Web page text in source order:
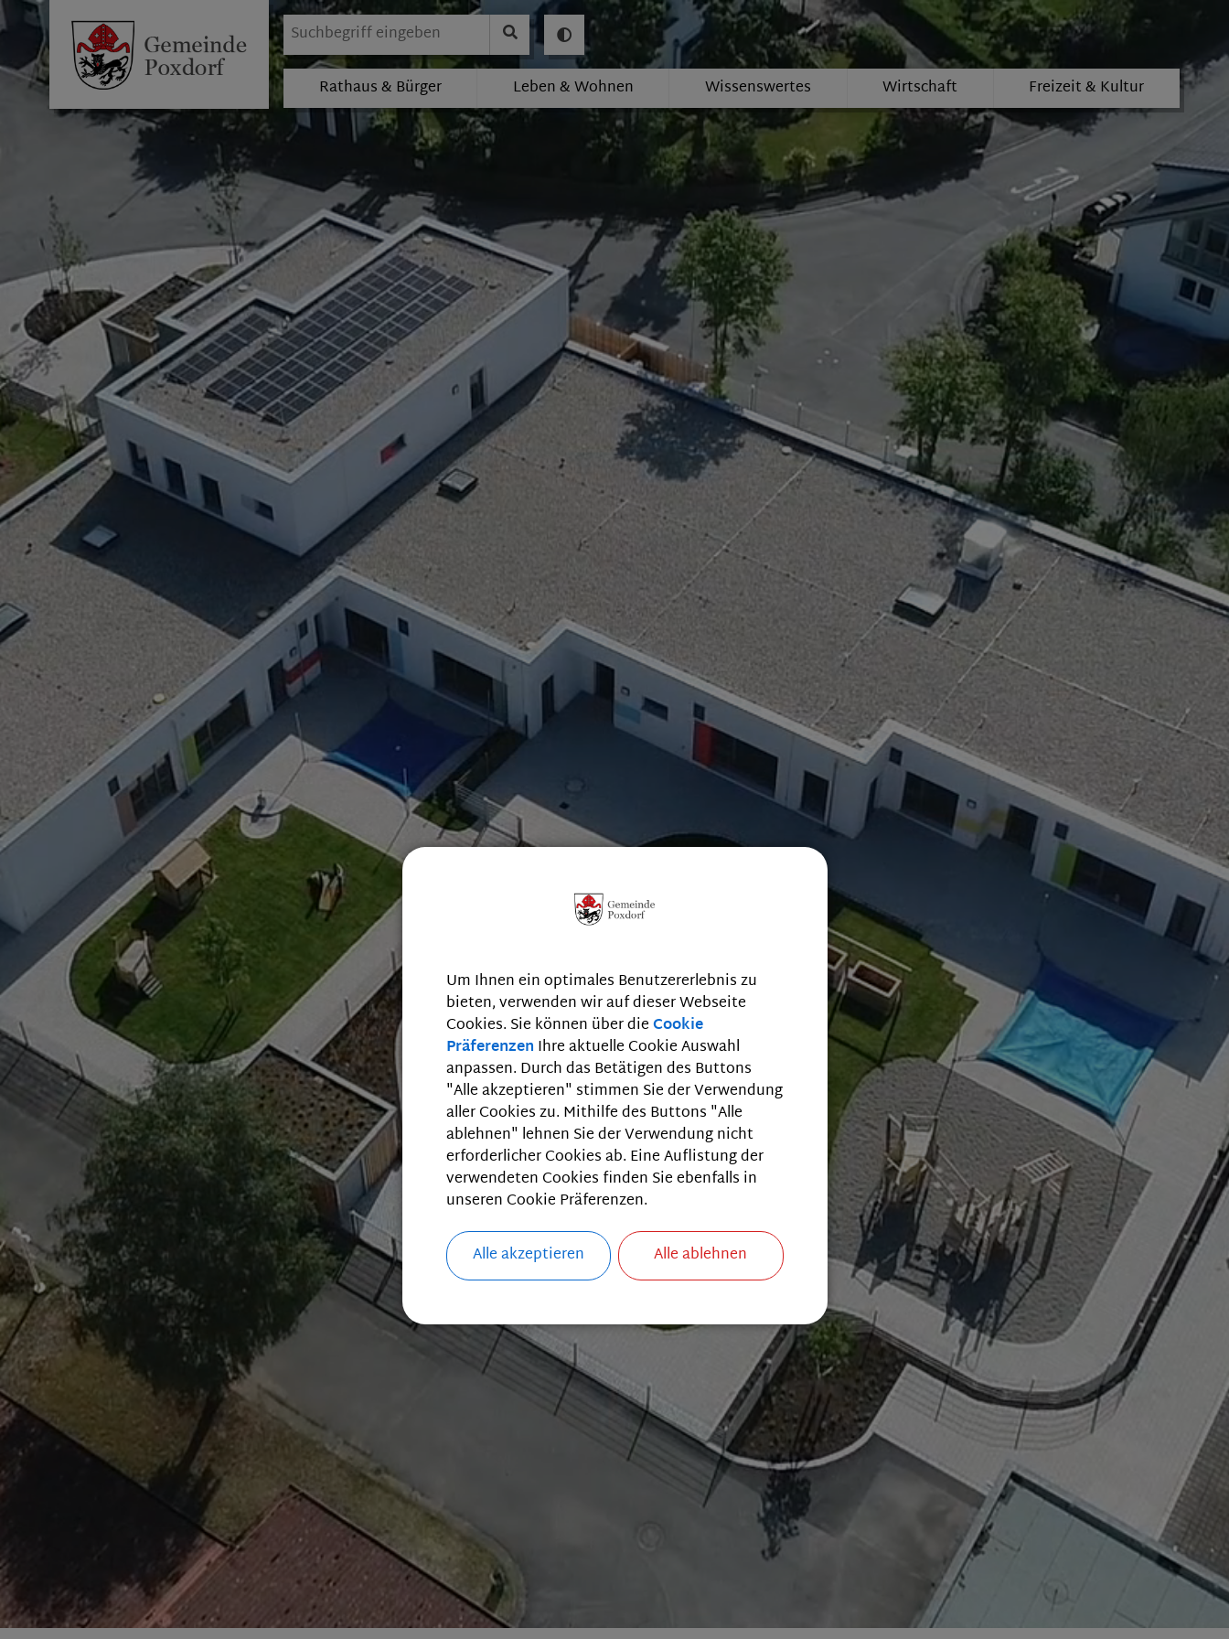
Rathaus & Bürger Leben & Wohnen Wissenswertes Wirtschaft Freizeit & Kultur
Um Ihnen ein optimales Benutzererlebnis zu
bieten, verwenden wir auf dieser Webseite
Cookies. Sie können über dieCookie
Präferenzen Ihre aktuelle Cookie Auswahl
anpassen. Durch das Betätigen des Buttons
"Alle akzeptieren" stimmen Sie der Verwendung
aller Cookies zu. Mithilfe des Buttons "Alle
ablehnen" lehnen Sie der Verwendung nicht
erforderlicher Cookies ab. Eine Auflistung der
verwendeten Cookies finden Sie ebenfalls in
unseren Cookie Präferenzen.
Alle akzeptieren Alle ablehnen